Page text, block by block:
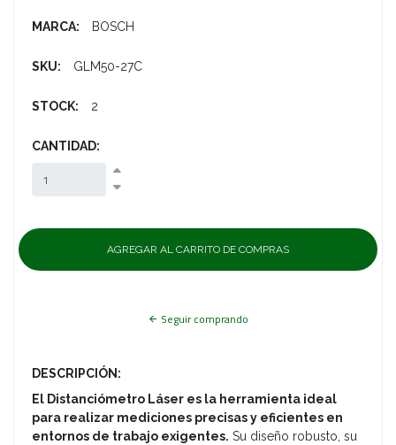
MARCA: BOSCH
SKU: GLM50-27C
STOCK: 2
CANTIDAD:
Seguir comprando
DESCRIPCIÓN:
El Distanciómetro Láser es la herramienta ideal
para realizar mediciones precisas y eficientes en
entornos de trabajo exigentes. Su diseño robusto, su